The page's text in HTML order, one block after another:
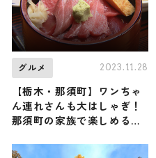
グルメ 2023.11.28
【栃木・那須町】ワンちゃ
ん連れさんも大はしゃぎ！
那須町の家族で楽しめるお
ポット